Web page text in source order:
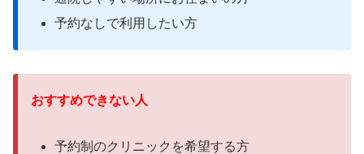
予約なしで利用したい方
おすすめできない人
予約制のクリニックを希望する方